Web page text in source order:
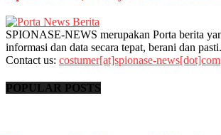
SPIONASE-NEWS merupakan Porta berita
informasi dan data secara tepat, berani dan pasti.
Contact us: costumer[at]spionase-news[dot]com
POPULAR POSTS